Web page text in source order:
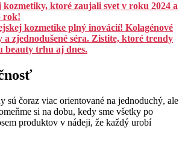
ktoré zaujali svet v roku 2024 a
rok!
kozmetike plný inovácií! Kolagénové
zjednodušené séra. Zistite, ktoré trendy
beauty trhu aj dnes.
sú čoraz viac orientované na jednoduchý, ale
si na dobu, kedy sme všetky po
produktov v nádeji, že každý urobí